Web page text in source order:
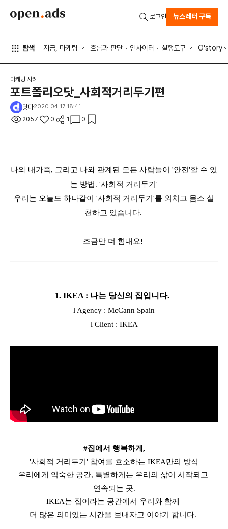
탐색 지금, 마케팅 흐름과 판단 인사이터 실행도구 O'story
로그인 뉴스레터 구독
마케팅 사례
포트폴리오닷_사회적거리두기편
닷다2020.04.17 18:41
2057 0 1 0
나와 내가족, 그리고 나와 관계된 모든 사람들이 '안전'할 수 있
는 방법. '사회적 거리두기'
우리는 오늘도 하나같이 '사회적 거리두기'를 외치고 몸소 실
천하고 있습니다.
조금만 더 힘내요!
1. IKEA : 나는 당신의 집입니다.
l Agency : McCann Spain
l Client : IKEA
#집에서 행복하게,
'사회적 거리두기' 참여를 호소하는 IKEA만의 방식
우리에게 익숙한 공간, 특별하게는 우리의 삶이 시작되고
연속되는 곳.
IKEA는 집이라는 공간에서 우리와 함께
더 많은 의미있는 시간을 보내자고 이야기 합니다.